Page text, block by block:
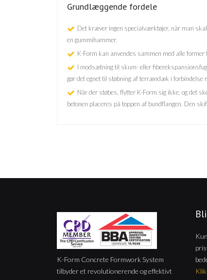
Grundlæggende fordele
Det kræver ingen specialværktøjer, når man
en gummihammer.
K-Form kan anvendes sammen med alle
I modsætning til skum- eller
gør det egnet til støbning af terrændæk i forbindelse
Når der støbes, flytter K-Form sig ikke, og det
betonen placeres på toppen af bundflangen. Den
K-Form Concrete Formwork System
tilbyder et revolutionerende og effektivt